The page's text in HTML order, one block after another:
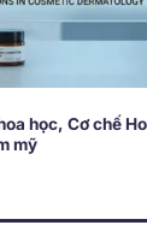
học, Cơ chế
mỹ